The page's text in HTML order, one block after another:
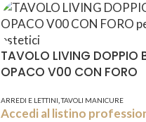
TAVOLO LIVING DOPPIO
OPACO V00 CON FORO
ARREDI E LETTINI TAVOLI MANICURE
Accedi al listino